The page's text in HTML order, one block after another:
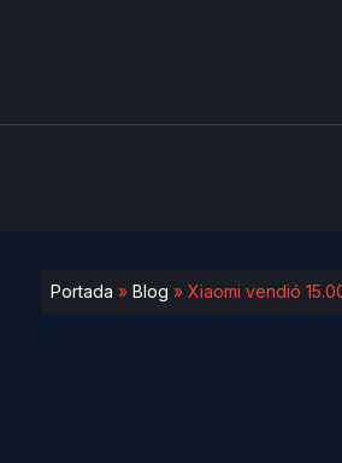
Portada » Blog » Xiaomi vendió